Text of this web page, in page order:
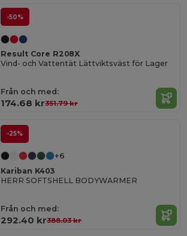
-50%
Result Core R208X
Vind- och Vattentät Lättviktsväst för Lager
Från och med:
174.68 kr351.79 kr
-25%
+6
Kariban K403
HERR SOFTSHELL BODYWARMER
Från och med:
292.40 kr388.03 kr